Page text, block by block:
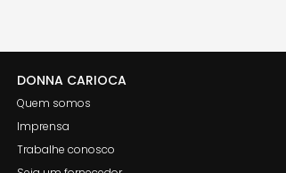
DONNA CARIOCA
Quem somos
Imprensa
Trabalhe conosco